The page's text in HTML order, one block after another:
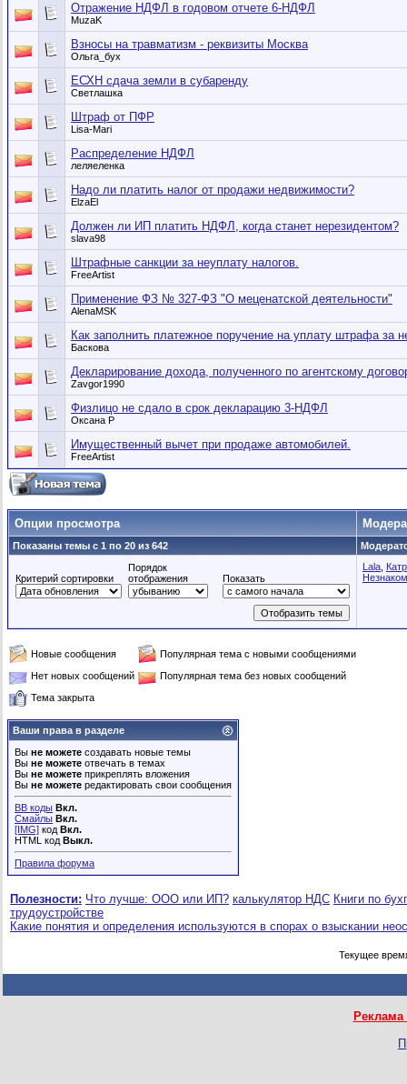
Отражение НДФЛ в годовом отчете 6-НДФЛ
MuzaK
Взносы на травматизм - реквизиты Москва
Ольга_бух
ЕСХН сдача земли в субаренду
Светлашка
Штраф от ПФР
Lisa-Mari
Распределение НДФЛ
леляеленка
Надо ли платить налог от продажи недвижимости?
ElzaEl
Должен ли ИП платить НДФЛ, когда станет нерезидентом?
slava98
Штрафные санкции за неуплату налогов.
FreeArtist
Применение ФЗ № 327-ФЗ "О меценатской деятельности"
AlenaMSK
Как заполнить платежное поручение на уплату штрафа
Баскова
Декларирование дохода, полученного по агентскому
Zavgor1990
Физлицо не сдало в срок декларацию 3-НДФЛ
Оксана Р
Имущественный вычет при продаже автомобилей.
FreeArtist
Опции просмотра
Показаны темы с 1 по 20 из 642
Критерий сортировки
Порядок
отображения
Показать
Lala
Новые сообщения
Популярная тема с новыми сообщениями
Нет новых сообщений
Популярная тема без новых сообщений
Тема закрыта
Ваши права в разделе
Вы не можете создавать новые темы
Вы не можете отвечать в темах
Вы не можете прикреплять вложения
Вы не можете редактировать свои сообщения
BB коды Вкл.
Смайлы Вкл.
[IMG] код Вкл.
HTML код Выкл.
Правила форума
Полезности: Что лучше: ООО или ИП? калькулятор НДС Книги по
трудоустройстве
Какие понятия и определения используются в спорах о взыскании
Текущее